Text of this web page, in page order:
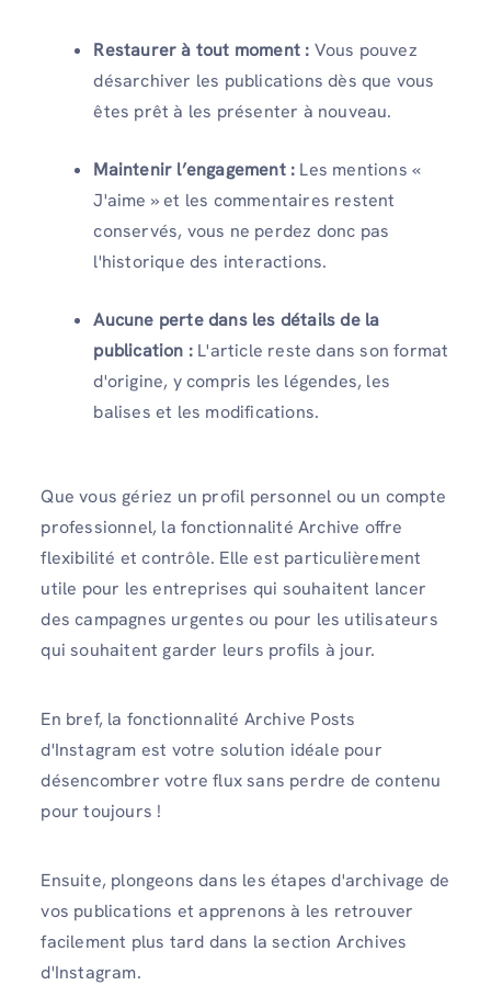
Restaurer à tout moment : Vous pouvez
désarchiver les publications dès que vous
êtes prêt à les présenter à nouveau.
Maintenir l’engagement : Les mentions «
J'aime » et les commentaires restent
conservés, vous ne perdez donc pas
l'historique des interactions.
Aucune perte dans les détails de la
publication : L'article reste dans son format
d'origine, y compris les légendes, les
balises et les modifications.
Que vous gériez un profil personnel ou un compte
professionnel, la fonctionnalité Archive offre
flexibilité et contrôle. Elle est particulièrement
utile pour les entreprises qui souhaitent lancer
des campagnes urgentes ou pour les utilisateurs
qui souhaitent garder leurs profils à jour.
En bref, la fonctionnalité Archive Posts
d'Instagram est votre solution idéale pour
désencombrer votre flux sans perdre de contenu
pour toujours !
Ensuite, plongeons dans les étapes d'archivage de
vos publications et apprenons à les retrouver
facilement plus tard dans la section Archives
d'Instagram.